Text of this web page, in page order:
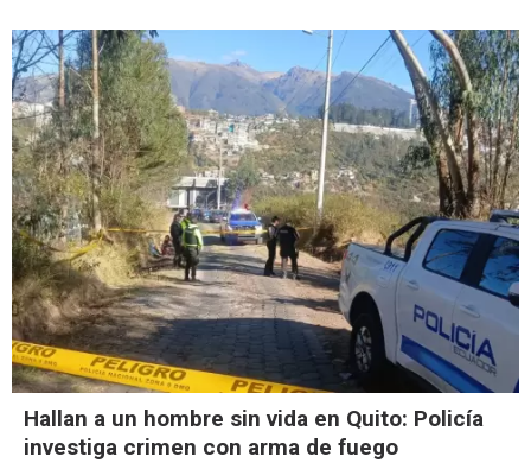
Hallan a un hombre sin vida en Quito: Policía
investiga crimen con arma de fuego